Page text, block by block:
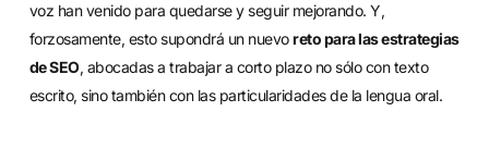
voz han venido para quedarse y seguir mejorando. Y,
forzosamente, esto supondrá un nuevoreto para las estrategias
de SEO, abocadas a trabajar a corto plazo no sólo con texto
escrito, sino también con las particularidades de la lengua oral.